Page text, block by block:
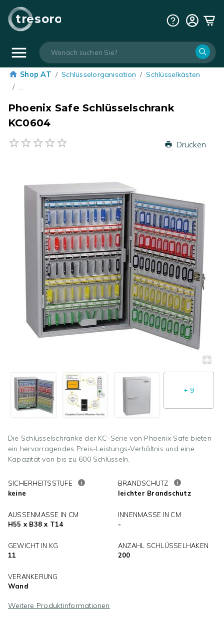
tresoro
Shop AT / Schlüsselorganisation / Schlüsselkästen
/ …
Phoenix Safe Schlüsselschrank
KC0604
Drucken
+ 9
Die Schlüsselschränke der KC-Serie von Phoenix Safe bieten
ein hervorragendes Preis-Leistungs-Verhältnis und eine
Kapazität von bis zu 600 Schlüsseln.
SICHERHEITSSTUFE
keine
BRANDSCHUTZ
leichter Brandschutz
AUSSENMASSE IN CM
H55 x B38 x T14
INNENMASSE IN CM
-
GEWICHT IN KG
11
ANZAHL SCHLÜSSELHAKEN
200
VERANKERUNG
Wand
Weitere Produktinformationen